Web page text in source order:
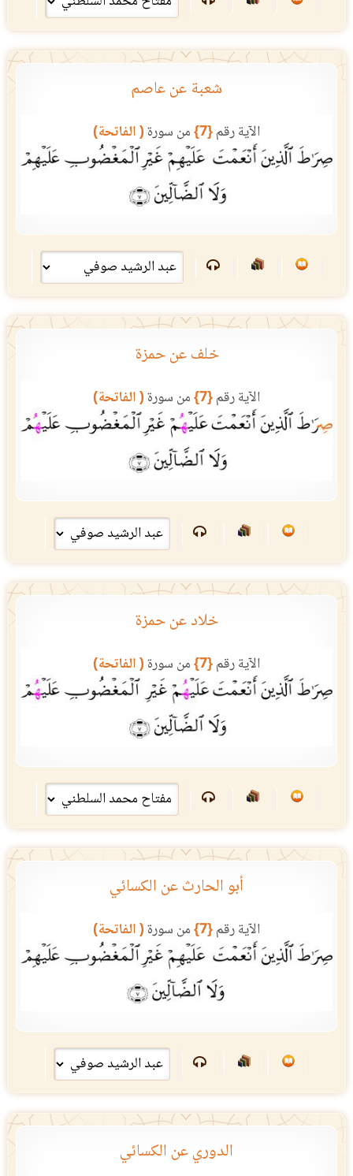
شعبة عن عاصم
الآية رقم{7} من سورة( الفاتحة)
خلف عن حمزة
الآية رقم{7} من سورة( الفاتحة)
خلاد عن حمزة
الآية رقم{7} من سورة( الفاتحة)
أبو الحارث عن الكسائي
الآية رقم{7} من سورة( الفاتحة)
الدوري عن الكسائي